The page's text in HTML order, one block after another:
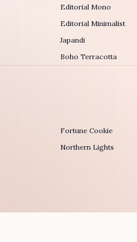
Editorial Mono
Editorial Minimalist
Japandi
Boho Terracotta
Fortune Cookie
Northern Lights